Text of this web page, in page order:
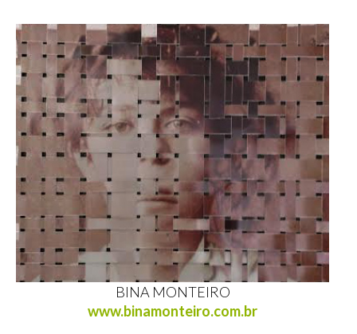
BINA MONTEIRO
www.binamonteiro.com.br